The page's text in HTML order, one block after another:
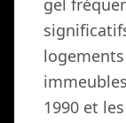
gel
1990 et